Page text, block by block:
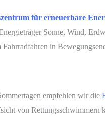
für erneuerbare
Sonne, Wind,
in
empfehlen wir die
von Rettungsschwimmern